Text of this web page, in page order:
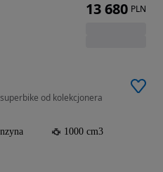
od kolekcjonera
1000 cm3
13 680 PLN